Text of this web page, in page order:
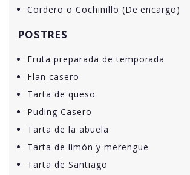
Cordero o Cochinillo (De encargo)
POSTRES
Fruta preparada de temporada
Flan casero
Tarta de queso
Puding Casero
Tarta de la abuela
Tarta de limón y merengue
Tarta de Santiago